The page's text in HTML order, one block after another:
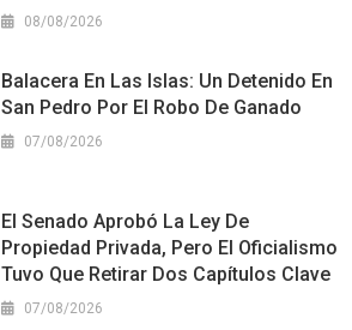
08/08/2026
Balacera En Las Islas: Un Detenido En
San Pedro Por El Robo De Ganado
07/08/2026
El Senado Aprobó La Ley De
Propiedad Privada, Pero El Oficialismo
Tuvo Que Retirar Dos Capítulos Clave
07/08/2026